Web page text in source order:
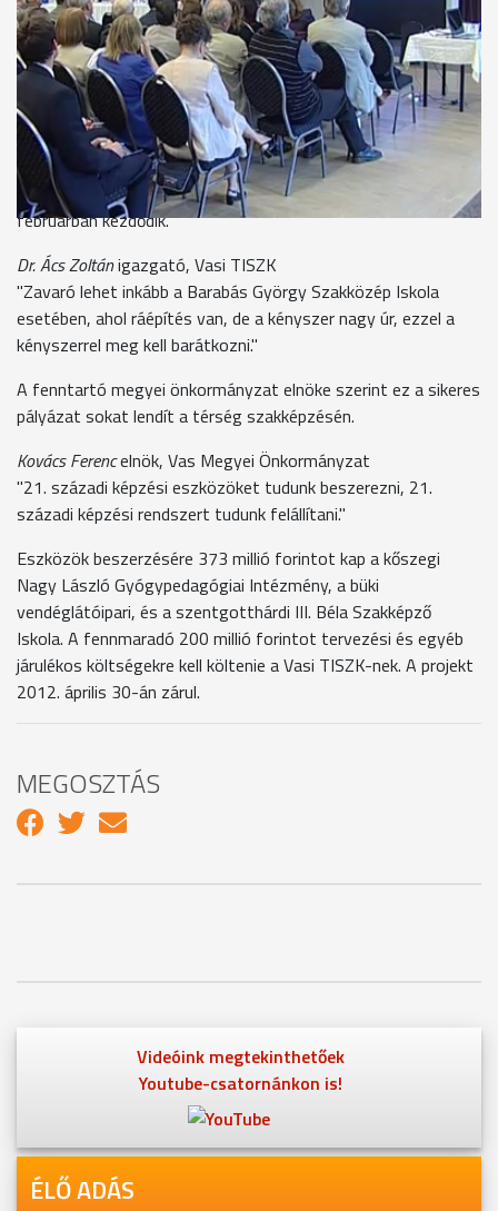
Sipos Tibor- igazgató, Celldömölki Műszaki Szakközépiskola
"Biztos van lehetőség arra, hogy 1-2 osztály induljon.
Jelenleg az alapító okirat szerint 350 fő lehet, ám most 310
diákunk van. 2 osztály még biztosan indulhat."
A celldömölkihez hasonló beruházás indul a sárvári Barabás
György Műszaki Szakközépiskolában is. A két iskola összesen
375 millióból bővíthet. A kivitelezés tanév közben, várhatóan
februárban kezdődik.
Dr. Ács Zoltánigazgató, Vasi TISZK
"Zavaró lehet inkább a Barabás György Szakközép Iskola
esetében, ahol ráépítés van, de a kényszer nagy úr, ezzel a
kényszerrel meg kell barátkozni."
A fenntartó megyei önkormányzat elnöke szerint ez a sikeres
pályázat sokat lendít a térség szakképzésén.
Kovács Ferencelnök, Vas Megyei Önkormányzat
"21. századi képzési eszközöket tudunk beszerezni, 21.
századi képzési rendszert tudunk felállítani."
Eszközök beszerzésére 373 millió forintot kap a kőszegi
Nagy László Gyógypedagógiai Intézmény, a büki
vendéglátóipari, és a szentgotthárdi III. Béla Szakképző
Iskola. A fennmaradó 200 millió forintot tervezési és egyéb
járulékos költségekre kell költenie a Vasi TISZK-nek. A projekt
2012. április 30-án zárul.
MEGOSZTÁS
Videóink megtekinthetőek
Youtube-csatornánkon is!
ÉLŐ ADÁS